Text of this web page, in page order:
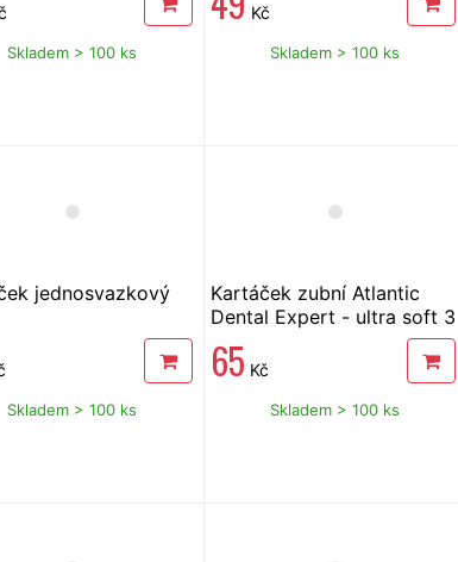
Skladem > 100 ks
Kč
Skladem > 100 ks
jednosvazkový
Skladem > 100 ks
Kartáček zubní Atlantic
Dental Expert - ultra soft 3
65 Kč
Skladem > 100 ks